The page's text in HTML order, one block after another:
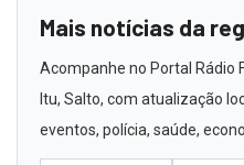
Mais notícias da
Acompanhe no Portal Rádio
Itu, Salto, com atualização
eventos, polícia, saúde,